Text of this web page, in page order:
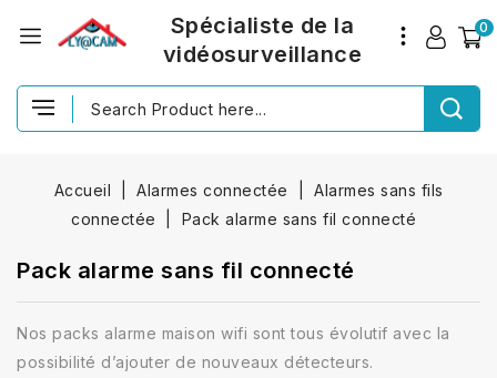
0
Spécialiste de la
vidéosurveillance
Accueil Alarmes connectée
Alarmes sans fils
connectée
Pack alarme sans fil connecté
Pack alarme sans fil connecté
Nos packs alarme maison wifi sont tous évolutif avec la
possibilité d’ajouter de nouveaux détecteurs.